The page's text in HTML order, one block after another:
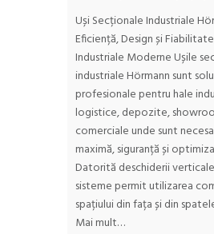
Uși Secționale Industriale
Eficiență, Design și
Industriale Moderne Ușile
industriale Hörmann sunt
profesionale pentru hale
logistice, depozite,
comerciale unde sunt
maximă, siguranță și
Datorită deschiderii
sisteme permit utilizarea
spațiului din fața și din
Mai mult…